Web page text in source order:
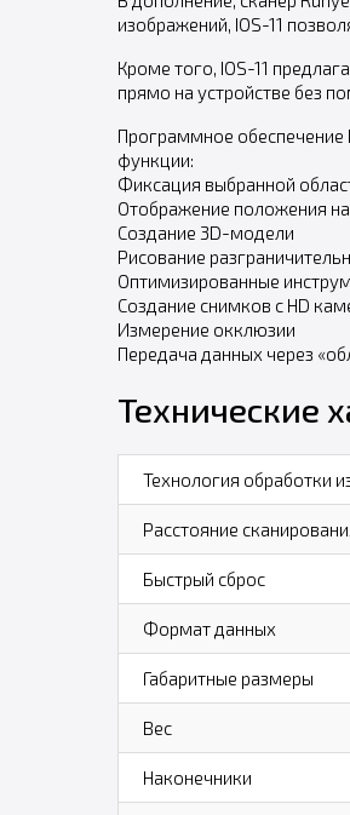
изображений, IOS-11
Кроме того, IOS-11
прямо на устройстве без
Программное обеспечение
функции:
Фиксация выбранной
Отображение положения
Создание 3D-модели
Рисование
Оптимизированные
Создание снимков с HD
Измерение окклюзии
Передача данных через
Технические
Технология обработки
Расстояние
Быстрый сброс
Формат данных
Габаритные размеры
Вес
Наконечники